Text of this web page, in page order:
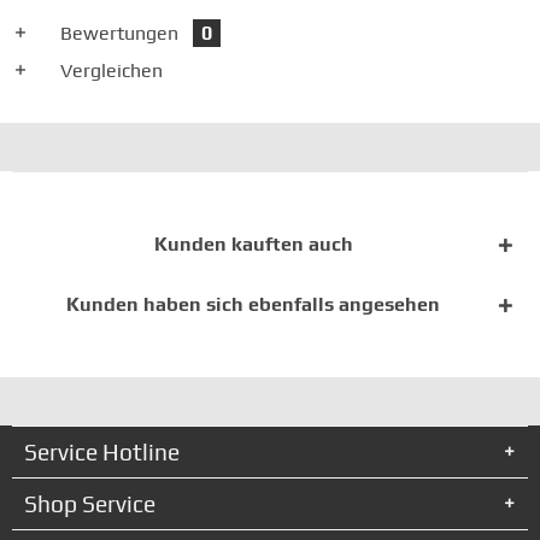
Bewertungen
0
Vergleichen
Kunden kauften auch
Kunden haben sich ebenfalls angesehen
Service Hotline
Shop Service